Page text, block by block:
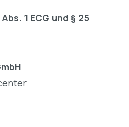
1 ECG und § 25